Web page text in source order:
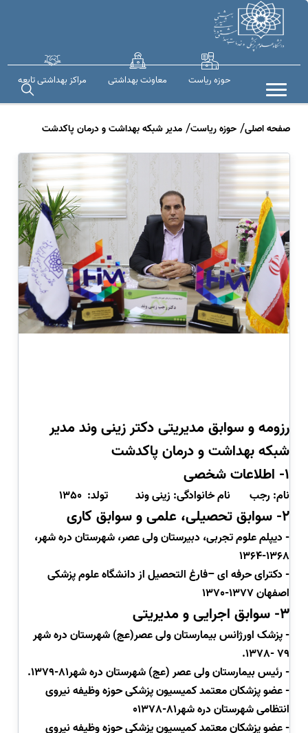
حوزه ریاست معاونت بهداشتی مراکز بهداشتی تابعه
صفحه اصلی حوزه ریاست مدیر شبکه بهداشت و درمان پاکدشت
رزومه و سوابق مدیریتی دکتر زینی وند مدیر
شبکه بهداشت و درمان پاکدشت
1- اطلاعات شخصی
نام: رجب نام خانوادگی: زینی وند تولد: 1350
2- سوابق تحصیلی، علمی و سوابق کاری
-دیپلم علوم تجربی، دبیرستان ولی عصر، شهرستان دره شهر،
1368-1364
- دکترای حرفه ای –فارغ التحصیل از دانشگاه علوم پزشکی
اصفهان 1377-1370
3- سوابق اجرایی و مدیریتی
-پزشک اورژانس بیمارستان ولی عصر(عج) شهرستان دره شهر
79 -1378.
-رئیس بیمارستان ولی عصر (عج) شهرستان دره شهر81-1379.
- عضو پزشکان معتمد کمیسیون پزشکی حوزه وظیفه نیروی
انتظامی شهرستان دره شهر81-01378
-عضو پزشکان معتمد کمیسیون پزشکی حوزه وظیفه نیروی